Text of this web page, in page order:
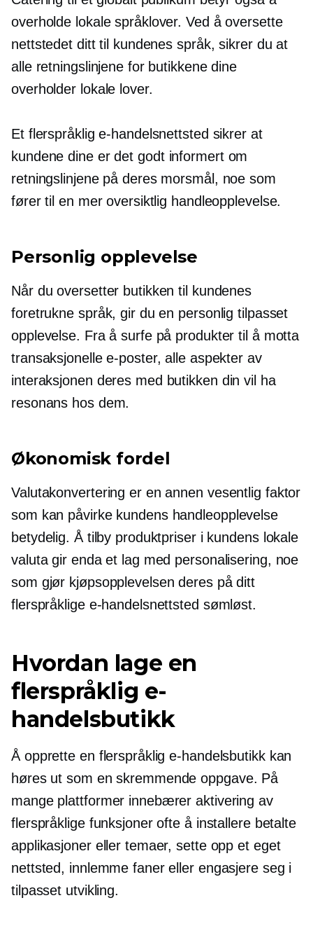
overholde lokale språklover. Ved å oversette
nettstedet ditt til kundenes språk, sikrer du at
alle retningslinjene for butikkene dine
overholder lokale lover.
Et flerspråklig e-handelsnettsted sikrer at
kundene dine er det godt informertom
retningslinjene på deres morsmål, noe som
fører til en mer oversiktlig handleopplevelse.
Personlig opplevelse
Når du oversetter butikken til kundenes
foretrukne språk, gir du en personlig tilpasset
opplevelse. Fra å surfe på produkter til å motta
transaksjonelle e-poster, alle aspekter av
interaksjonen deres med butikken din vil ha
resonans hos dem.
Økonomisk fordel
Valutakonvertering er en annen vesentlig faktor
som kan påvirke kundens handleopplevelse
betydelig. Å tilby produktpriser i kundens lokale
valuta gir enda et lag med personalisering, noe
som gjør kjøpsopplevelsen deres på ditt
flerspråklige e-handelsnettsted sømløst.
Hvordan lage en
flerspråklig e-
handelsbutikk
Å opprette en flerspråklig e-handelsbutikk kan
høres ut som en skremmende oppgave. På
mange plattformer innebærer aktivering av
flerspråklige funksjoner ofte å installere betalte
applikasjoner eller temaer, sette opp et eget
nettsted, innlemme faner eller engasjere seg i
tilpasset utvikling.